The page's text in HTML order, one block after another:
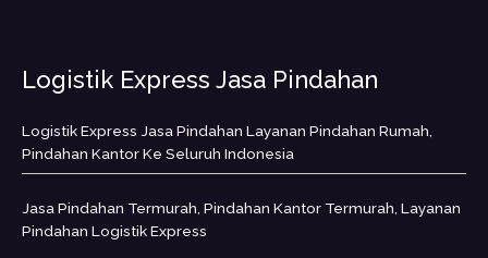
Logistik Express Jasa Pindahan
Logistik Express Jasa Pindahan Layanan Pindahan Rumah,
Pindahan Kantor Ke Seluruh Indonesia
Jasa Pindahan Termurah, Pindahan Kantor Termurah, Layanan
Pindahan Logistik Express